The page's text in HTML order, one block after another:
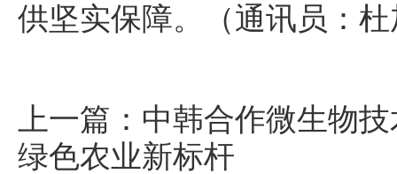
供坚实保障。（通讯员：
上一篇： 中韩合作微生物
绿色农业新标杆